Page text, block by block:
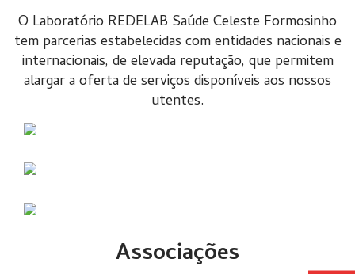
O Laboratório REDELAB Saúde Celeste Formosinho
tem parcerias estabelecidas com entidades nacionais e
internacionais, de elevada reputação, que permitem
alargar a oferta de serviços disponíveis aos nossos
utentes.
Associações